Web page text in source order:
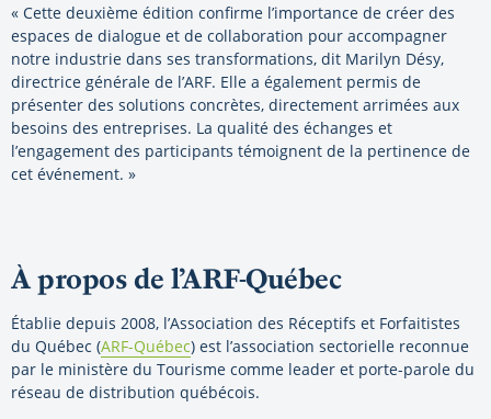
« Cette deuxième édition confirme l’importance de créer des
espaces de dialogue et de collaboration pour accompagner
notre industrie dans ses transformations, dit Marilyn Désy,
directrice générale de l’ARF. Elle a également permis de
présenter des solutions concrètes, directement arrimées aux
besoins des entreprises. La qualité des échanges et
l’engagement des participants témoignent de la pertinence de
cet événement. »
À propos de l’ARF-Québec
Établie depuis 2008, l’Association des Réceptifs et Forfaitistes
du Québec (ARF-Québec) est l’association sectorielle reconnue
par le ministère du Tourisme comme leader et porte-parole du
réseau de distribution québécois.